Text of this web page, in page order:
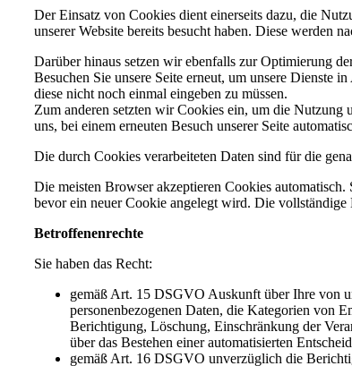
Der Einsatz von Cookies dient einerseits dazu, die
unserer Website bereits besucht haben. Diese werden
Darüber hinaus setzen wir ebenfalls zur Optimierung
Besuchen Sie unsere Seite erneut, um unsere Dienste
diese nicht noch einmal eingeben zu müssen.
Zum anderen setzten wir Cookies ein, um die Nutzung
uns, bei einem erneuten Besuch unserer Seite
Die durch Cookies verarbeiteten Daten sind für die
Die meisten Browser akzeptieren Cookies
bevor ein neuer Cookie angelegt wird. Die
Betroffenenrechte
Sie haben das Recht:
gemäß Art. 15 DSGVO Auskunft über Ihre von
personenbezogenen Daten, die Kategorien von
Berichtigung, Löschung, Einschränkung der
über das Bestehen einer automatisierten
gemäß Art. 16 DSGVO unverzüglich die